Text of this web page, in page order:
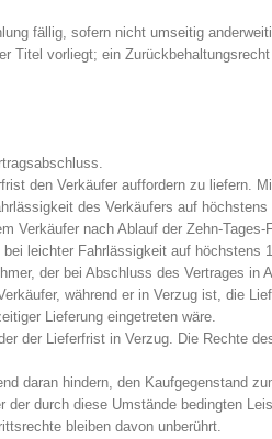
fällig, sofern nicht umseitig
Titel vorliegt; ein
den Verkäufer auffordern zu liefern.
des Verkäufers auf höchstens
Verkäufer nach Ablauf der Zehn-Tages-
leichter Fahrlässigkeit auf höchstens
der bei Abschluss des Vertrages in
während er in Verzug ist, die
Lieferung eingetreten wäre.
der Lieferfrist in Verzug. Die Rechte
daran hindern, den Kaufgegenstand
durch diese Umstände bedingten
bleiben davon unberührt.